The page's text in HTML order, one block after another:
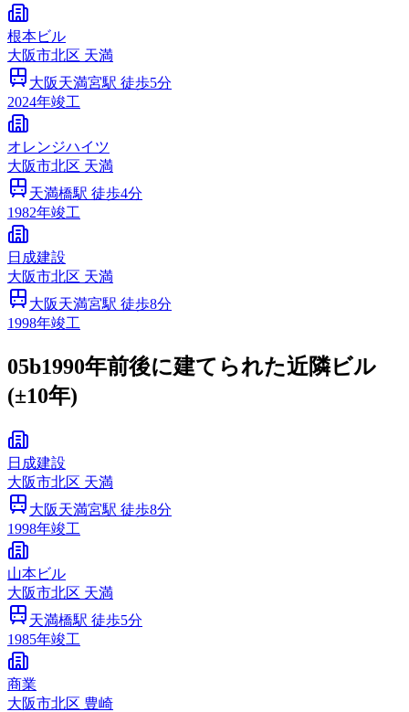
根本ビル
大阪市北区 天満
大阪天満宮駅 徒歩5分
2024年竣工
オレンジハイツ
大阪市北区 天満
天満橋駅 徒歩4分
1982年竣工
日成建設
大阪市北区 天満
大阪天満宮駅 徒歩8分
1998年竣工
05b1990年前後に建てられた近隣ビル
(±10年)
日成建設
大阪市北区 天満
大阪天満宮駅 徒歩8分
1998年竣工
山本ビル
大阪市北区 天満
天満橋駅 徒歩5分
1985年竣工
商業
大阪市北区 豊崎